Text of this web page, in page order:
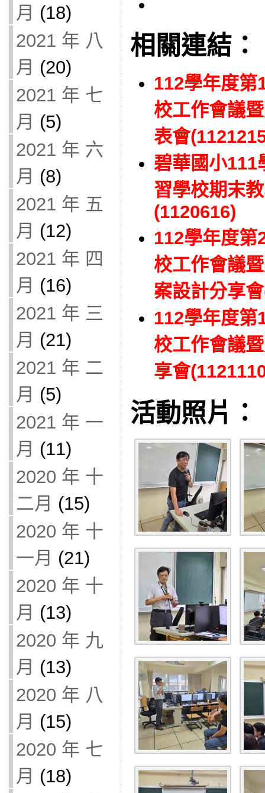
月 (18)
2021 年 八
月 (20)
2021 年 七
月 (5)
2021 年 六
月 (8)
2021 年 五
月 (12)
2021 年 四
月 (16)
2021 年 三
月 (21)
2021 年 二
月 (5)
2021 年 一
月 (11)
2020 年 十
二月 (15)
2020 年 十
一月 (21)
2020 年 十
月 (13)
2020 年 九
月 (13)
2020 年 八
月 (15)
2020 年 七
月 (18)
相關連結：
112學年度第
校工作會議
表會
碧華國小111
習學校期末
(1120616)
112學年度第
校工作會議
案設計分享
112學年度第
校工作會議
享會
活動照片：